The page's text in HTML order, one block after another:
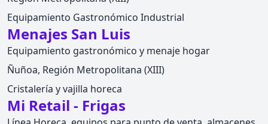
Equipamiento Gastronómico Industrial
Menajes San Luis
Equipamiento gastronómico y menaje hogar
Ñuñoa, Región Metropolitana (XIII)
Cristalería y vajilla horeca
Mi Retail - Frigas